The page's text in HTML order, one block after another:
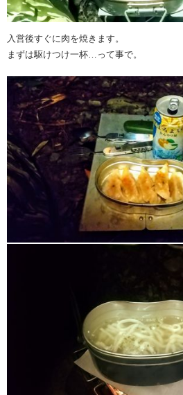
入営後すぐに肉を焼きます。
まずは駆けつけ一杯…って事で。